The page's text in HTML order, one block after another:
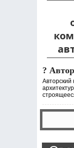
?️
Авторский